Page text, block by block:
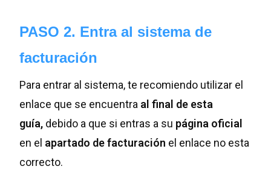
PASO 2. Entra al sistema de
facturación
Para entrar al sistema, te recomiendo utilizar el
enlace que se encuentra al final de esta
guía, debido a que si entras a su página oficial
en el apartado de facturación el enlace no esta
correcto.